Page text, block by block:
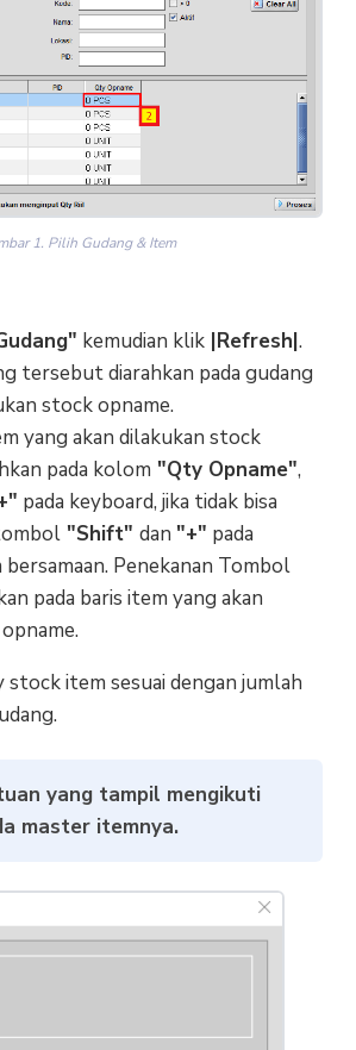
1. Pilih Gudang & Item
kemudian klik|Refresh|.
tersebut diarahkan pada gudang
stock opname.
yang akan dilakukan stock
pada kolom "Qty Opname",
pada keyboard, jika tidak bisa
"Shift" dan "+" pada
bersamaan. Penekanan Tombol
pada baris item yang akan
item sesuai dengan jumlah
yang tampil mengikuti
master itemnya.